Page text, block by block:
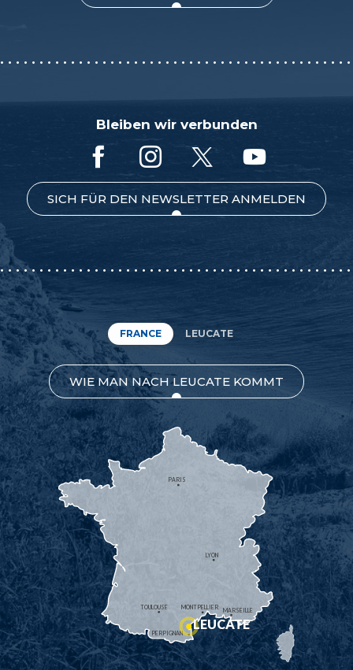
Bleiben wir verbunden
SICH FÜR DEN NEWSLETTER ANMELDEN
FRANCE LEUCATE
WIE MAN NACH LEUCATE KOMMT
MONTPELLIER
PERPIGNAN
MARSEILLE
TOULOUSE
LYON
PARIS
LEUCATE